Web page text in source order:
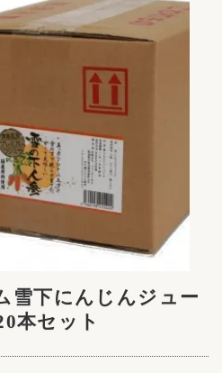
下にんじんジュー
セット